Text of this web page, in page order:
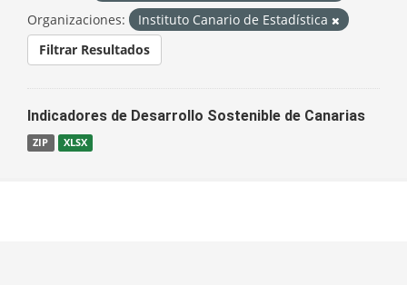
Organizaciones:
Instituto Canario de Estadística
Filtrar Resultados
Indicadores de Desarrollo Sostenible de Canarias
ZIP XLSX